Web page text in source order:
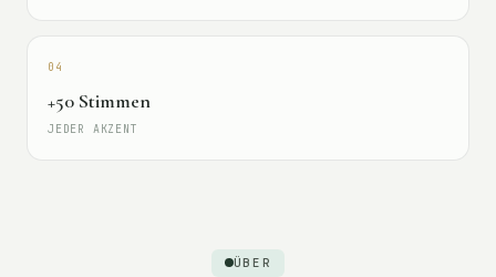
04
+50 Stimmen
JEDER AKZENT
ÜBER